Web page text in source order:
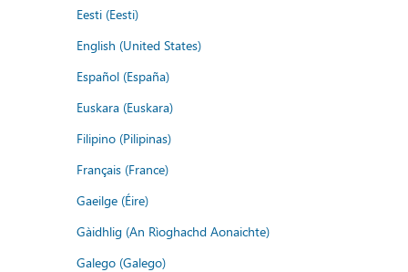
Eesti (Eesti)
English (United States)
Español (España)
Euskara (Euskara)
Filipino (Pilipinas)
Français (France)
Gaeilge (Éire)
Gàidhlig (An Rìoghachd Aonaichte)
Galego (Galego)